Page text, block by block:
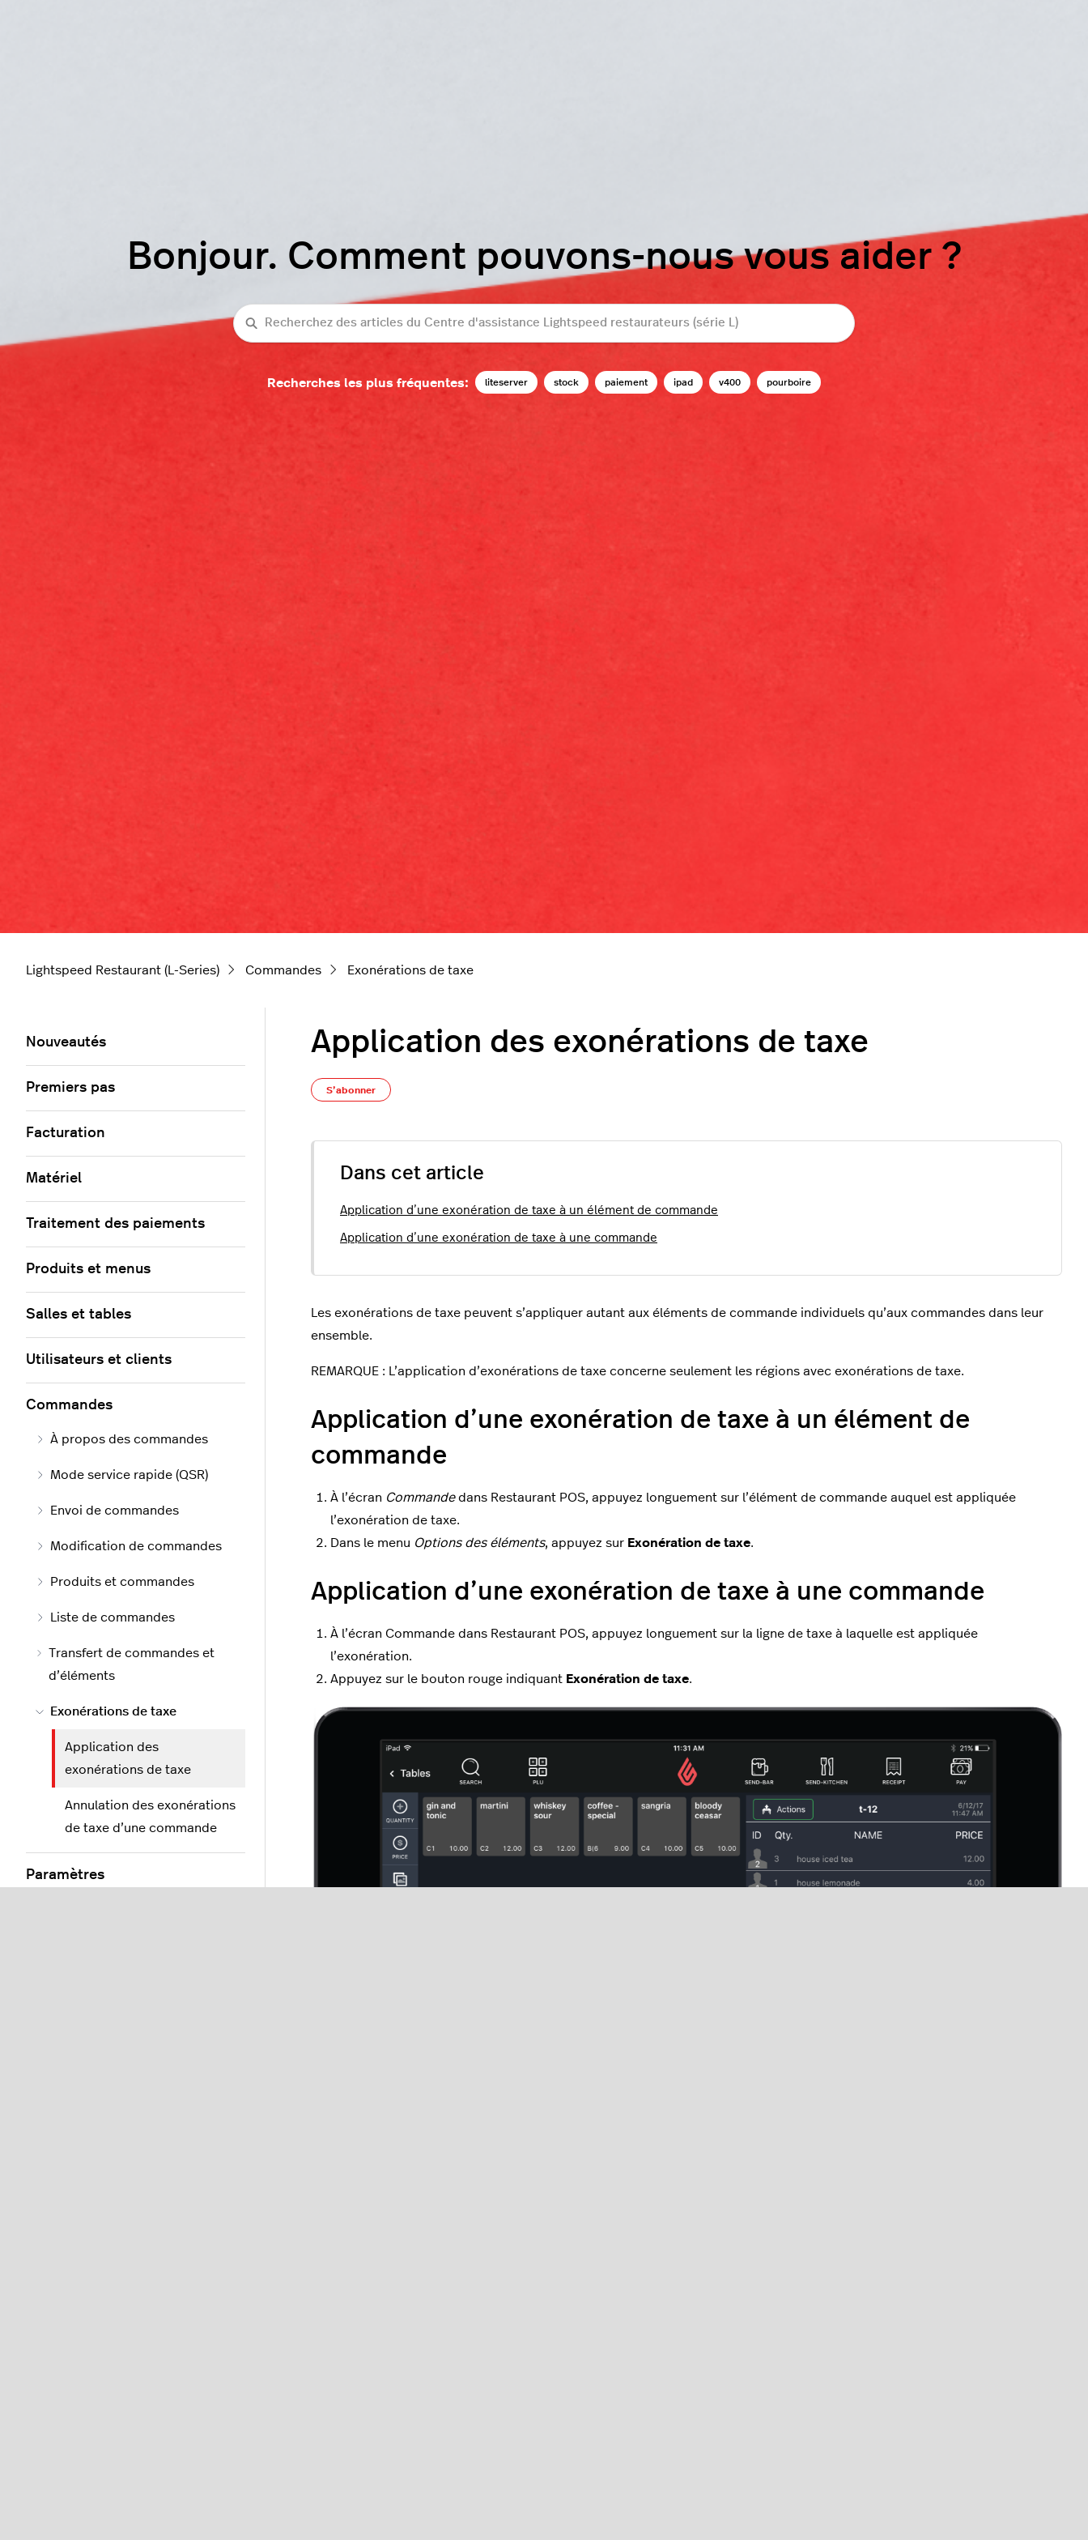
Bonjour. Comment pouvons-nous vous aider ?
Recherche
Recherches les plus fréquentes: liteserver stock paiement ipad v400 pourboire
Lightspeed Restaurant (L-Series) Commandes Exonérations de taxe
Application des exonérations de taxe
S’abonner
Dans cet article
Application d’une exonération de taxe à un élément de commande
Application d’une exonération de taxe à une commande
Les exonérations de taxe peuvent s’appliquer autant aux éléments de commande individuels qu’aux commandes dans leur
ensemble.
REMARQUE : L’application d’exonérations de taxe concerne seulement les régions avec exonérations de taxe.
Application d’une exonération de taxe à un élément de
commande
À l’écran Commandedans Restaurant POS, appuyez longuement sur l’élément de commande auquel est appliquée
l’exonération de taxe.
Dans le menu Options des éléments, appuyez sur Exonération de taxe.
Application d’une exonération de taxe à une commande
À l’écran Commande dans Restaurant POS, appuyez longuement sur la ligne de taxe à laquelle est appliquée
l’exonération.
Appuyez sur le bouton rouge indiquant Exonération de taxe.
Nouveautés
Premiers pas
Facturation
Matériel
Traitement des paiements
Produits et menus
Salles et tables
Utilisateurs et clients
Commandes
À propos des commandes
Mode service rapide (QSR)
Envoi de commandes
Modification de commandes
Produits et commandes
Liste de commandes
Transfert de commandes et
d’éléments
Exonérations de taxe
Application des
exonérations de taxe
Annulation des exonérations
de taxe d’une commande
Paramètres